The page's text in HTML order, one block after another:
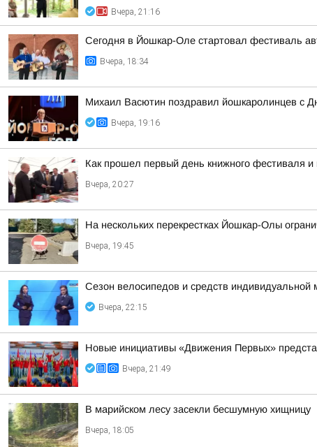
Вчера, 21:16
Сегодня в Йошкар-Оле стартовал фестиваль
Вчера, 18:34
Михаил Васютин поздравил йошкаролинцев с
Вчера, 19:16
Как прошел первый день книжного фестиваля
Вчера, 20:27
На нескольких перекрестках Йошкар-Олы
Вчера, 19:45
Сезон велосипедов и средств индивидуальной
Вчера, 22:15
Новые инициативы «Движения Первых»
Вчера, 21:49
В марийском лесу засекли бесшумную хищницу
Вчера, 18:05